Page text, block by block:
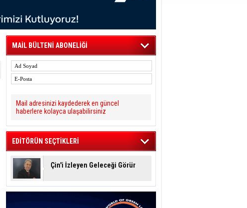
MAİL BÜLTENİ ABONELİĞİ
Mail adresinizi kaydederek en güncel
haberlere kolayca ulaşabilirsiniz
EDİTÖRÜN SEÇTİKLERİ
Çin'i İzleyen Geleceği Görür